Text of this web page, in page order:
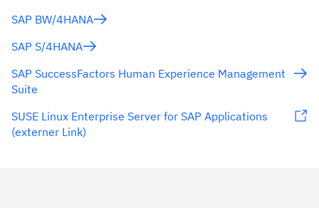
SAP BW/4HANA
SAP S/4HANA
SAP SuccessFactors Human Experience Management
Suite
SUSE Linux Enterprise Server for SAP Applications
(externer Link)